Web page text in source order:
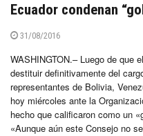
Ecuador condenan
31/08/2016
WASHINGTON.– Luego de que
destituir definitivamente del
representantes de Bolivia,
hoy miércoles ante la
hecho que calificaron como un
«Aunque aún este Consejo no